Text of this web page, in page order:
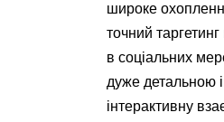
широке
точний
в соціальних
дуже детальною
інтерактивну